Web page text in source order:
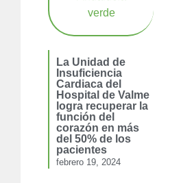
La Unidad de
Insuficiencia
Cardiaca del
Hospital de Valme
logra recuperar la
función del
corazón en más
del 50% de los
pacientes
febrero 19, 2024